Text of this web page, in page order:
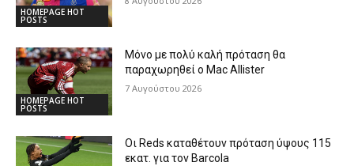
HOMEPAGE HOT
POSTS
HOMEPAGE HOT
POSTS
Μόνο με πολύ καλή πρόταση θα
παραχωρηθεί ο Mac Allister
7 Αυγούστου 2026
Οι Reds καταθέτουν πρόταση ύψους 115
εκατ. για τον Barcola